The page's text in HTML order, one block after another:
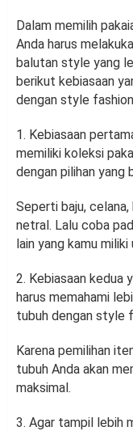
Dalam memilih
Anda harus
balutan style yang
berikut kebiasaan
dengan style
1. Kebiasaan
memiliki koleksi
dengan pilihan yang
Seperti baju,
netral. Lalu coba
lain yang kamu
2. Kebiasaan kedua
harus memahami
tubuh dengan style
Karena pemilihan
tubuh Anda akan
maksimal.
3. Agar tampil lebih